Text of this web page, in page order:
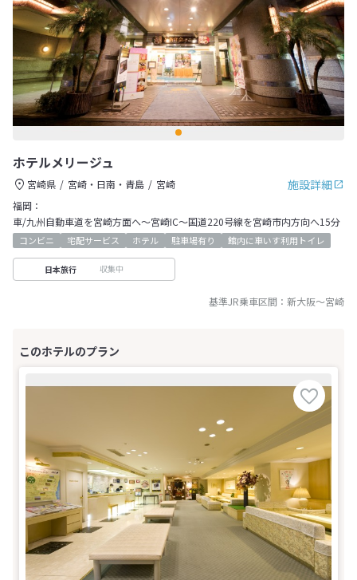
ホテルメリージュ
施設詳細
宮崎県 宮崎・日南・青島
宮崎
福岡：
車/九州自動車道を宮崎方面へ～宮崎IC～国道220号線を宮崎市内方向へ15分
コンビニ 宅配サービス ホテル 駐車場有り 館内に車いす利用トイレ
日本旅行 収集中
基準JR乗車区間： 新大阪～宮崎